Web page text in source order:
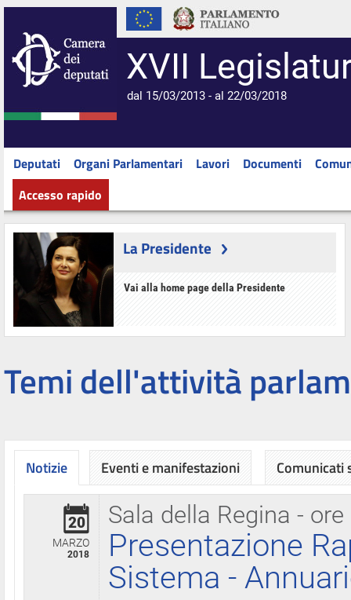
XVII
dal 15/03/2013 - al 22/03/2018
Deputati Organi Parlamentari Lavori Documenti
Accesso rapido
La Presidente
Vai alla home page della Presidente
Temi dell'attività
Notizie
Sala della Regina - ore
20
MARZO
2018
Presentazione
Sistema -
Eventi e manifestazioni Comunicati